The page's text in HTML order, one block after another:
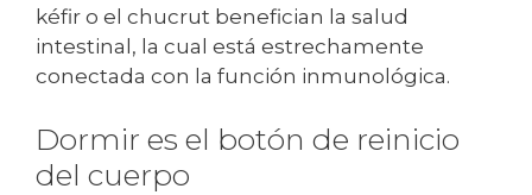
kéfir o el chucrut benefician la salud
intestinal, la cual está estrechamente
conectada con la función inmunológica.
Dormir es el botón de reinicio
del cuerpo